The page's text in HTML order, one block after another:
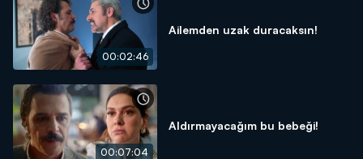
00:02:46
Ailemden uzak duracaksın!
00:07:04
Aldırmayacağım bu bebeği!